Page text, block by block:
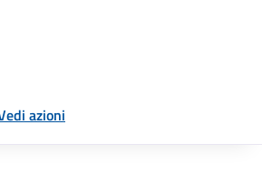
azioni